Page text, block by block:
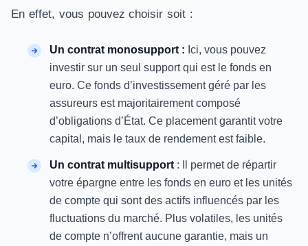
En effet, vous pouvez choisir soit :
Un contrat monosupport : Ici, vous pouvez
investir sur un seul support qui est le fonds en
euro. Ce fonds d’investissement géré par les
assureurs est majoritairement composé
d’obligations d’État. Ce placement garantit votre
capital, mais le taux de rendement est faible.
Un contrat multisupport : Il permet de répartir
votre épargne entre les fonds en euro et les unités
de compte qui sont des actifs influencés par les
fluctuations du marché. Plus volatiles, les unités
de compte n’offrent aucune garantie, mais un